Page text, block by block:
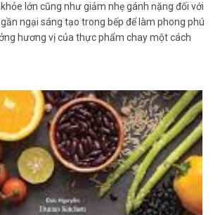
lớn cũng như giảm nhẹ gánh nặng đối với
ngại sáng tạo trong bếp để làm phong phú
hương vị của thực phẩm chay một cách